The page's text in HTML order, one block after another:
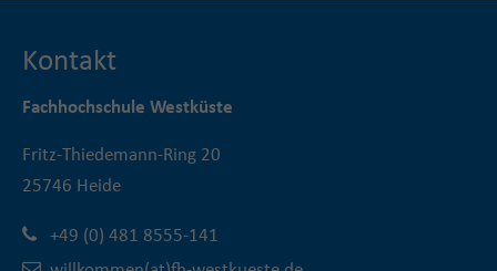
Kontakt
Fachhochschule Westküste
Fritz-Thiedemann-Ring 20
25746 Heide
+49 (0) 481 8555-141